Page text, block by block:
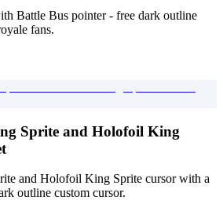
Battle Bus pointer - free dark outline
fans.
Sprite and Holofoil King
and Holofoil King Sprite cursor with a
outline custom cursor.